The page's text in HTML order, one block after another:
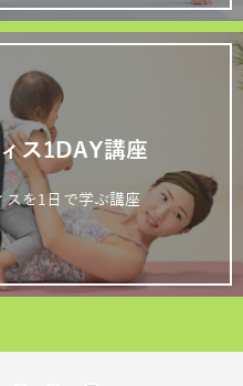
ス1DAY講座
スを1日で学ぶ講座